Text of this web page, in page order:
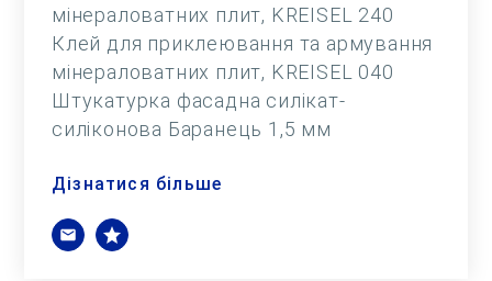
мінераловатних плит, KREISEL 240
Клей для приклеювання та армування
мінераловатних плит, KREISEL 040
Штукатурка фасадна силікат-
силіконова Баранець 1,5 мм
Дізнатися більше